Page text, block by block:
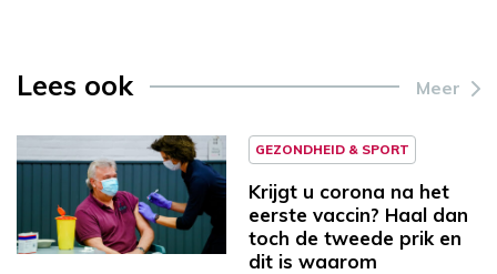
Lees ook Meer
GEZONDHEID & SPORT
Krijgt u corona na het
eerste vaccin? Haal dan
toch de tweede prik en
dit is waarom